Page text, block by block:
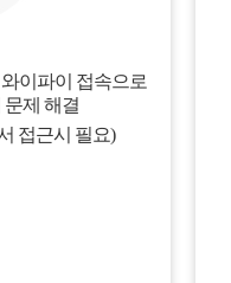
이파이 접속으로
제 해결
접근시 필요)